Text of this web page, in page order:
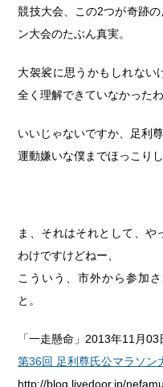
競技大会、この2つが奇跡
ン大会のたぶん真実。
大袈裟に思うかもしれない
全く理解できていなかったわ
いいじゃないですか、足利
運動嫌いな僕までほっこり
ま、それはそれとして、や
わけですけどねー、
こういう、市外から参加
と。
「一走懸命」2013年11月03
第36回 足利尊氏公マラソン
http://blog.livedoor.jp/